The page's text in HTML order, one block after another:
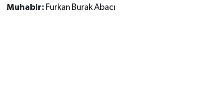
Muhabir: Furkan Burak Abacı